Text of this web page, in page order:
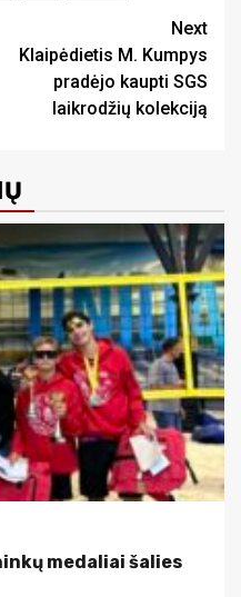
Next
Klaipėdietis M. Kumpys
pradėjo kaupti SGS
laikrodžių kolekciją
medaliai šalies